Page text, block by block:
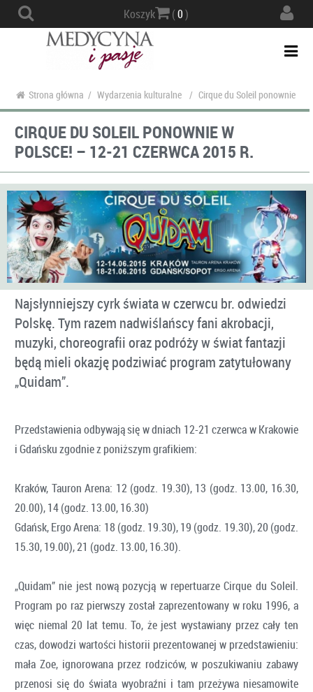
Koszyk (0)
Strona główna / Wydarzenia kulturalne / Cirque du Soleil ponownie w
CIRQUE DU SOLEIL PONOWNIE W
POLSCE! – 12-21 CZERWCA 2015 R.
Najsłynniejszy cyrk świata w czerwcu br. odwiedzi
Polskę. Tym razem nadwiślańscy fani akrobacji,
muzyki, choreografii oraz podróży w świat fantazji
będą mieli okazję podziwiać program zatytułowany
„Quidam”.
Przedstawienia odbywają się w dniach 12-21 czerwca w Krakowie
i Gdańsku zgodnie z poniższym grafikiem:
Kraków, Tauron Arena: 12 (godz. 19.30), 13 (godz. 13.00, 16.30,
20.00), 14 (godz. 13.00, 16.30)
Gdańsk, Ergo Arena: 18 (godz. 19.30), 19 (godz. 19.30), 20 (godz.
15.30, 19.00), 21 (godz. 13.00, 16.30).
„Quidam” nie jest nową pozycją w repertuarze Cirque du Soleil.
Program po raz pierwszy został zaprezentowany w roku 1996, a
więc niemal 20 lat temu. To, że jest wystawiany przez cały ten
czas, dowodzi wartości historii prezentowanej w przedstawieniu:
mała Zoe, ignorowana przez rodziców, w poszukiwaniu zabawy
przenosi się do świata wyobraźni i tam przeżywa niesamowite